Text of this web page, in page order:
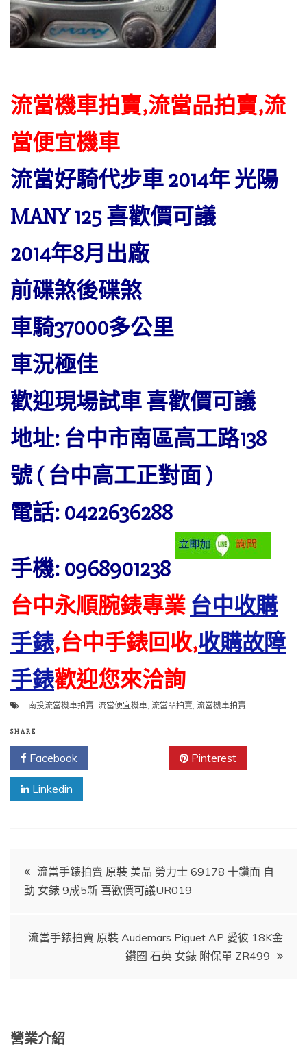
流當機車拍賣,流當品拍賣,流
當便宜機車
流當好騎代步車 2014年 光陽
MANY 125 喜歡價可議
2014年8月出廠
前碟煞後碟煞
車騎37000多公里
車況極佳
歡迎現場試車 喜歡價可議
地址: 台中市南區高工路138
號 ( 台中高工正對面 )
電話: 0422636288
手機: 0968901238
台中永順腕錶專業 台中收購
手錶,台中手錶回收,收購故障
手錶歡迎您來洽詢
南投流當機車拍賣, 流當便宜機車, 流當品拍賣, 流當機車拍賣
SHARE
Facebook Pinterest
Linkedin
文
章
導
流當手錶拍賣 原裝 美品 勞力士 69178 十鑽面 自
動 女錶 9成5新 喜歡價可議UR019
流當手錶拍賣 原裝 Audemars Piguet AP 愛彼 18K金
鑽圈 石英 女錶 附保單 ZR499
營業介紹